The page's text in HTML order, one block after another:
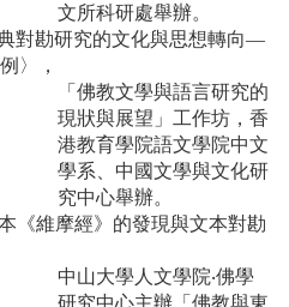
文所科研處舉辦。
典對勘研究的文化與思想轉向—
〉，
「佛教文學與語言研究的
現狀與展望」工作坊，香
港教育學院語文學院中文
學系、中國文學與文化研
究中心舉辦。
《維摩經》的發現與文本對勘
中山大學人文學院‧佛學
研究中心主辦「佛教與東